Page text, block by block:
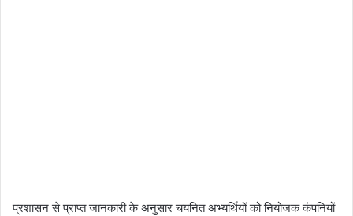
प्रशासन से प्राप्त जानकारी के अनुसार चयनित अभ्यर्थियों को नियोजक कंपनियों